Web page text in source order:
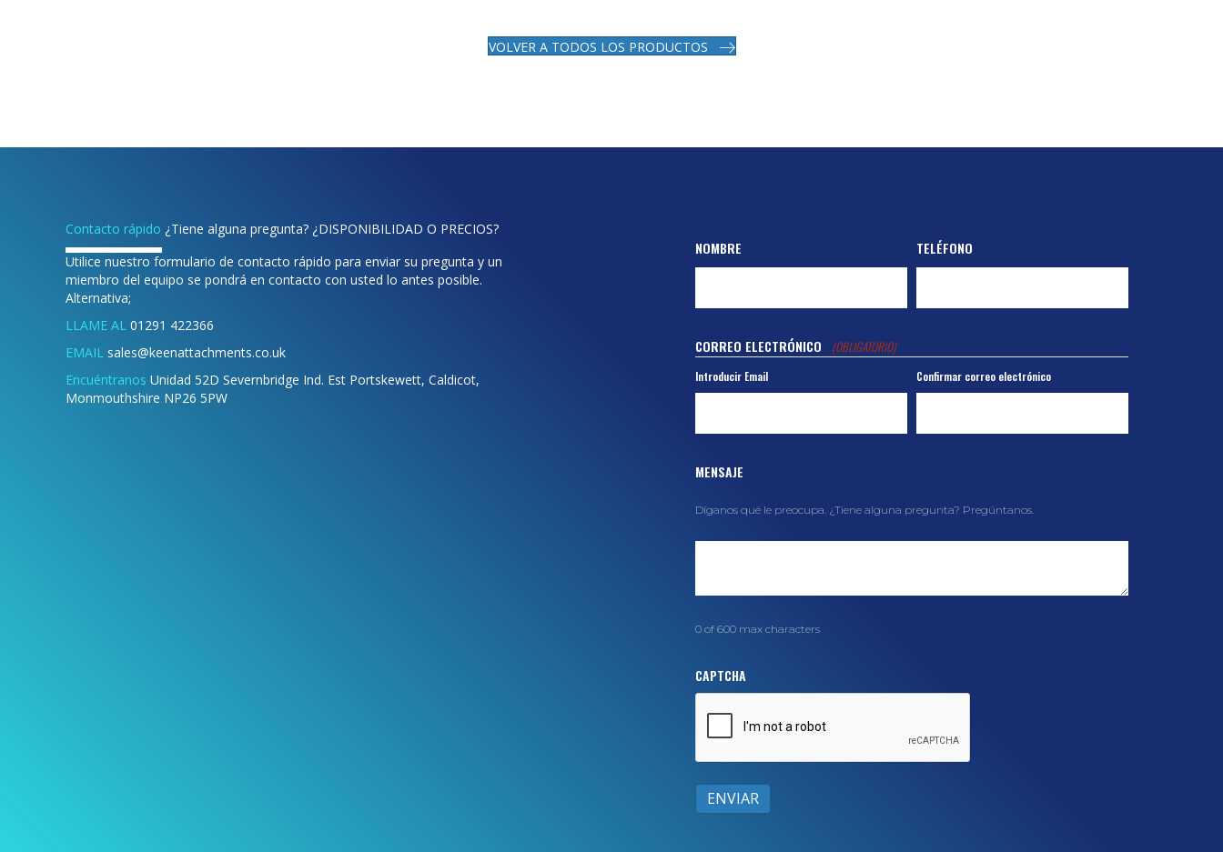
VOLVER A TODOS LOS PRODUCTOS
Contacto rápido ¿Tiene alguna pregunta? ¿DISPONIBILIDAD O PRECIOS?
Utilice nuestro formulario de contacto rápido para enviar su pregunta y un
miembro del equipo se pondrá en contacto con usted lo antes posible.
Alternativa;
LLAME AL 01291 422366
EMAIL sales@keenattachments.co.uk
Encuéntranos Unidad 52D Severnbridge Ind. Est Portskewett, Caldicot,
Monmouthshire NP26 5PW
NOMBRE TELÉFONO
CORREO ELECTRÓNICO (OBLIGATORIO)
Introducir Email Confirmar correo electrónico
MENSAJE
Díganos qué le preocupa. ¿Tiene alguna pregunta? Pregúntanos.
0 of 600 max characters
CAPTCHA